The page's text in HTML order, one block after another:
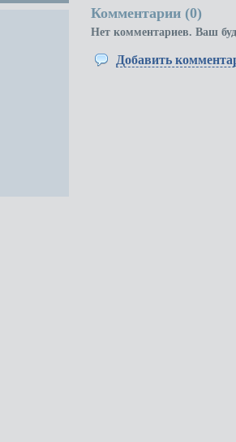
Комментарии (0)
Нет комментариев. Ваш
Добавить